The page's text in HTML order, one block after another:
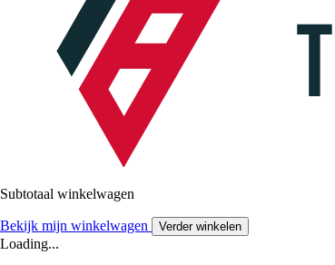
Subtotaal winkelwagen
Bekijk mijn winkelwagen Verder winkelen
Loading...